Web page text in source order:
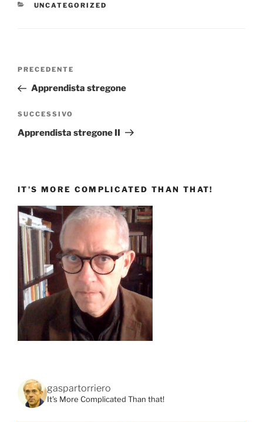
CATEGORIE
UNCATEGORIZED
Navigazione
Articolo
precedente:
PRECEDENTE
Apprendista stregone
Articolo
successivo
SUCCESSIVO
Apprendista stregone II
IT’S MORE COMPLICATED THAN THAT!
gaspartorriero
It's More Complicated Than that!